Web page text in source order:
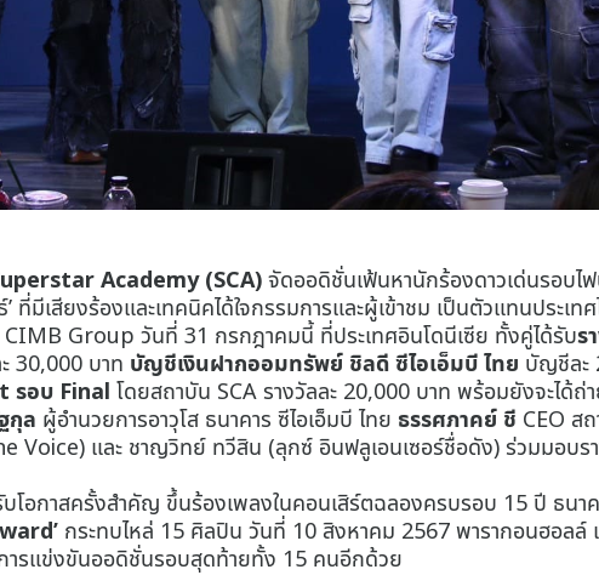
Academy (SCA) จัดออดิชั่นเฟ้นหานักร้องดาวเด่นรอบไ
มีเสียงร้องและเทคนิคได้ใจกรรมการและผู้เข้าชม เป็นตัวแทนประเท
CIMB Group วันที่ 31 กรกฎาคมนี้ ที่ประเทศอินโดนีเซีย ทั้งคู่ได้รับร
30,000 บาท บัญชีเงินฝากออมทรัพย์ ชิลดี ซีไอเอ็มบี ไทย บัญชีละ
รอบ Final โดยสถาบัน SCA รางวัลละ 20,000 บาท พร้อมยังจะได้
กุล ผู้อำนวยการอาวุโส ธนาคาร ซีไอเอ็มบี ไทย ธรรศภาคย์ ชี CEO ส
และ ชาญวิทย์ ทวีสิน (ลุกซ์ อินฟลูเอนเซอร์ชื่อดัง) ร่วมมอบร
าสครั้งสำคัญ ขึ้นร้องเพลงในคอนเสิร์ตฉลองครบรอบ 15 ปี ธนาค
กระทบไหล่ 15 ศิลปิน วันที่ 10 สิงหาคม 2567 พารากอนฮอลล์
ารแข่งขันออดิชั่นรอบสุดท้ายทั้ง 15 คนอีกด้วย